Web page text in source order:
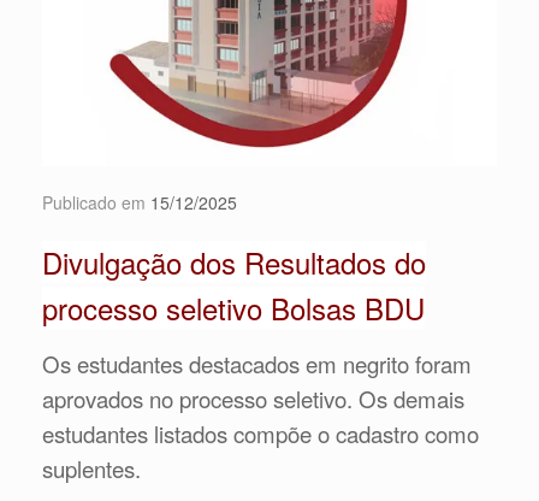
Publicado em 15/12/2025
Divulgação dos Resultados do
processo seletivo Bolsas BDU
Os estudantes destacados em negrito foram
aprovados no processo seletivo. Os demais
estudantes listados compõe o cadastro como
suplentes.